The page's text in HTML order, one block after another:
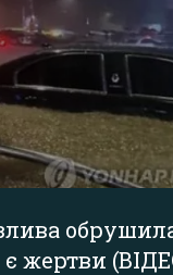
жертви